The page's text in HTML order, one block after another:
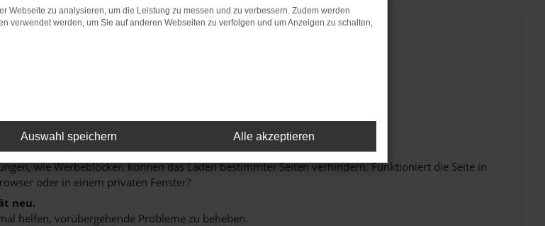
NETWORK ERROR
zum Beispiel deine Suchmaschine?
wie Werbeblocker, können das Laden bestimmter Seiten verhindern. Funktioniert die Seite in
oder in einem privaten Fenster?
neu.
helfen, vorübergehende Probleme zu beheben.
Webseite zu analysieren, um die Leistung zu messen und zu verbessern. Zudem werden
verwendet werden, um Sie auf anderen Webseiten zu verfolgen und um Anzeigen zu schalten,
Auswahl speichern Alle akzeptieren